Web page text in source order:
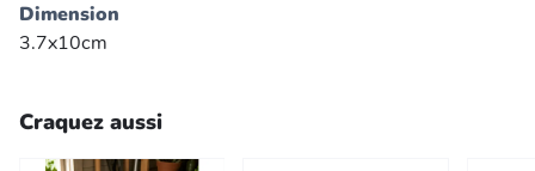
Dimension
3.7x10cm
Craquez aussi